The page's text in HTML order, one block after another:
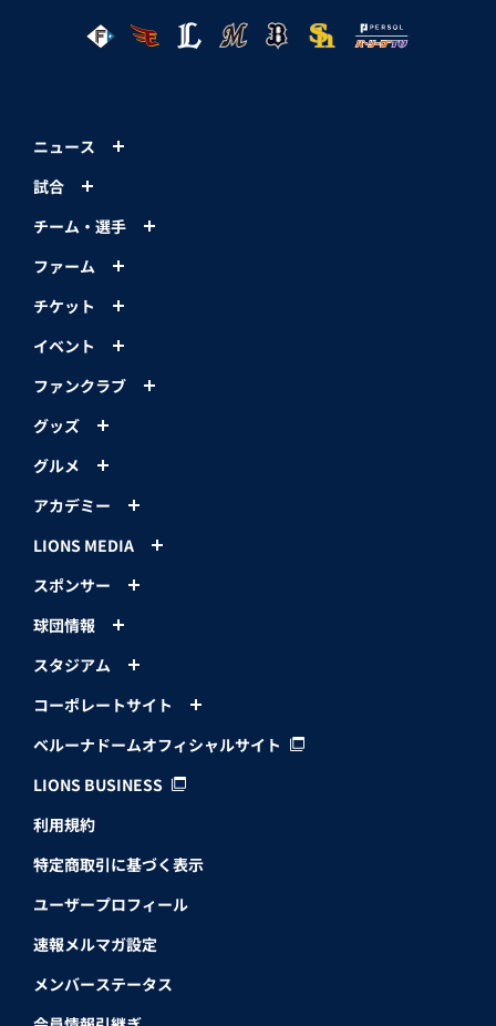
ニュース
試合
チーム・選手
ファーム
チケット
イベント
ファンクラブ
グッズ
グルメ
アカデミー
LIONS MEDIA
スポンサー
球団情報
スタジアム
コーポレートサイト
ベルーナドームオフィシャルサイト
LIONS BUSINESS
利用規約
特定商取引に基づく表示
ユーザープロフィール
速報メルマガ設定
メンバーステータス